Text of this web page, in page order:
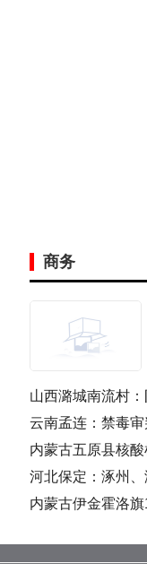
商务
山西潞城南流村